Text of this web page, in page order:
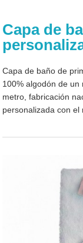
Capa de
Capa de baño de
100% algodón de un
metro, fabricación
personalizada con el